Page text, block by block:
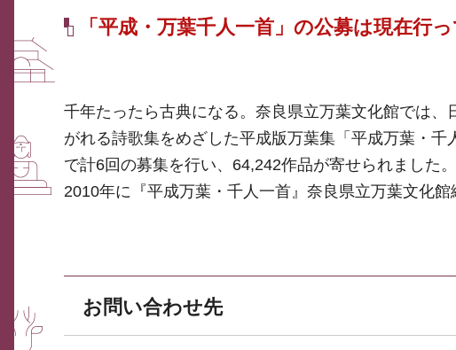
「平成・万葉千人一首」の公募は現在行
千年たったら古典になる。奈良県立万葉文化館では
がれる詩歌集をめざした平成版万葉集「平成万葉・
で計6回の募集を行い、64,242作品が寄せられました。
2010年に『平成万葉・千人一首』奈良県立万葉文化
お問い合わせ先